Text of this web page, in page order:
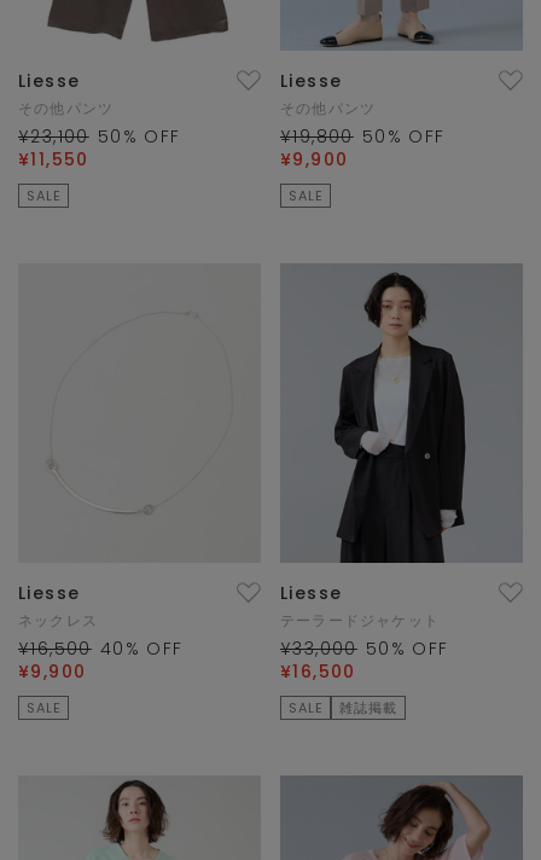
Liesse
その他パンツ
¥23,100 50 % OFF
¥11,550
SALE
Liesse
その他パンツ
¥19,800 50 % OFF
¥9,900
SALE
Liesse
ネックレス
¥16,500 40 % OFF
¥9,900
SALE
Liesse
テーラードジャケット
¥33,000 50 % OFF
¥16,500
SALE 雑誌掲載